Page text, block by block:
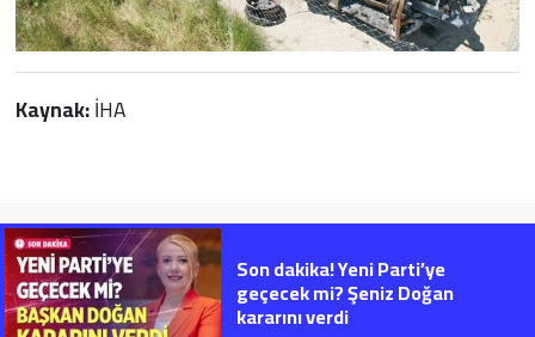
Kaynak:İHA
Son dakika! Yeni Parti’ye
geçecek mi? Şeniz Doğan
kararını verdi